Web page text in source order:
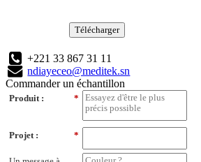
Télécharger
+221 33 867 31 11
ndiayeceo@meditek.sn
Commander un échantillon
*
Produit :
*
Projet :